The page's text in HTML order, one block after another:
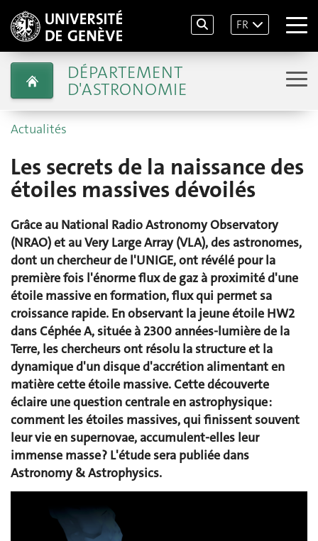
FR
DÉPARTEMENT
D'ASTRONOMIE
Actualités
Les secrets de la naissance des
étoiles massives dévoilés
Grâce au National Radio Astronomy Observatory
(NRAO) et au Very Large Array (VLA), des astronomes,
dont un chercheur de l'UNIGE, ont révélé pour la
première fois l'énorme flux de gaz à proximité d'une
étoile massive en formation, flux qui permet sa
croissance rapide. En observant la jeune étoile HW2
dans Céphée A, située à 2300 années-lumière de la
Terre, les chercheurs ont résolu la structure et la
dynamique d'un disque d'accrétion alimentant en
matière cette étoile massive. Cette découverte
éclaire une question centrale en astrophysique :
comment les étoiles massives, qui finissent souvent
leur vie en supernovae, accumulent-elles leur
immense masse ? L'étude sera publiée dans
Astronomy & Astrophysics.